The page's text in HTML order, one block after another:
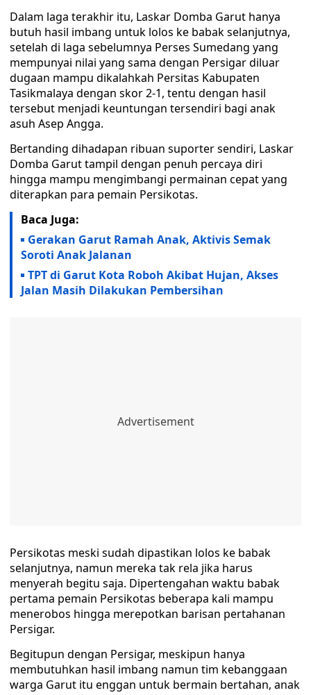
Dalam laga terakhir itu, Laskar Domba Garut hanya
butuh hasil imbang untuk lolos ke babak selanjutnya,
setelah di laga sebelumnya Perses Sumedang yang
mempunyai nilai yang sama dengan Persigar diluar
dugaan mampu dikalahkah Persitas Kabupaten
Tasikmalaya dengan skor 2-1, tentu dengan hasil
tersebut menjadi keuntungan tersendiri bagi anak
asuh Asep Angga.
Bertanding dihadapan ribuan suporter sendiri, Laskar
Domba Garut tampil dengan penuh percaya diri
hingga mampu mengimbangi permainan cepat yang
diterapkan para pemain Persikotas.
Baca Juga:
Gerakan Garut Ramah Anak, Aktivis Semak
Soroti Anak Jalanan
TPT di Garut Kota Roboh Akibat Hujan, Akses
Jalan Masih Dilakukan Pembersihan
Persikotas meski sudah dipastikan lolos ke babak
selanjutnya, namun mereka tak rela jika harus
menyerah begitu saja. Dipertengahan waktu babak
pertama pemain Persikotas beberapa kali mampu
menerobos hingga merepotkan barisan pertahanan
Persigar.
Begitupun dengan Persigar, meskipun hanya
membutuhkan hasil imbang namun tim kebanggaan
warga Garut itu enggan untuk bermain bertahan, anak